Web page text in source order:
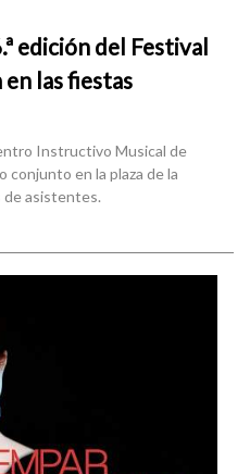
edición del Festival
en las fiestas
Instructivo Musical de
en la plaza de la
asistentes.